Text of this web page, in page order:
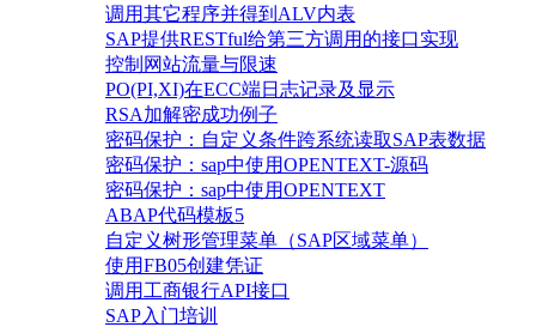
调用其它程序并得到ALV内表
SAP提供RESTful给第三方调用的接口实现
控制网站流量与限速
PO(PI,XI)在ECC端日志记录及显示
RSA加解密成功例子
密码保护：自定义条件跨系统读取SAP表数据
密码保护：sap中使用OPENTEXT-源码
密码保护：sap中使用OPENTEXT
ABAP代码模板5
自定义树形管理菜单（SAP区域菜单）
使用FB05创建凭证
调用工商银行API接口
SAP入门培训